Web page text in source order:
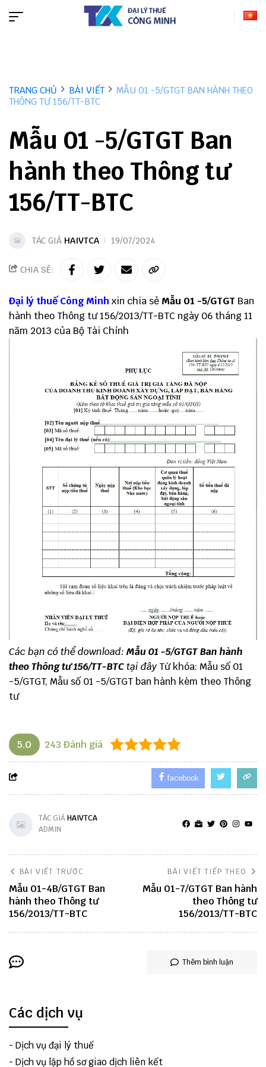
TRANG CHỦ BÀI VIẾT
MẪU 01 -5/GTGT BAN HÀNH THEO
THÔNG TƯ 156/TT-BTC
Mẫu 01 -5/GTGT Ban
hành theo Thông tư
156/TT-BTC
TÁC GIẢ HAIVTCA 19/07/2024
CHIA SẺ:
Đại lý thuế Công Minh xin chia sẻ Mẫu 01 -5/GTGT Ban
hành theo Thông tư 156/2013/TT-BTC ngày 06 tháng 11
năm 2013 của Bộ Tài Chính
Các bạn có thể download: Mẫu 01 -5/GTGT Ban hành
theo Thông tư 156/TT-BTCtại đây Từ khóa: Mẫu số 01
-5/GTGT, Mẫu số 01 -5/GTGT ban hành kèm theo Thông
tư
5.0 243 Đánh giá
facebook
TÁC GIẢHAIVTCA
ADMIN
BÀI VIẾT TRƯỚC
Mẫu 01-4B/GTGT Ban
hành theo Thông tư
156/2013/TT-BTC
BÀI VIẾT TIẾP THEO
Mẫu 01-7/GTGT Ban hành
theo Thông tư
156/2013/TT-BTC
Thêm bình luận
Các dịch vụ
- Dịch vụ đại lý thuế
- Dịch vụ lập hồ sơ giao dịch liên kết